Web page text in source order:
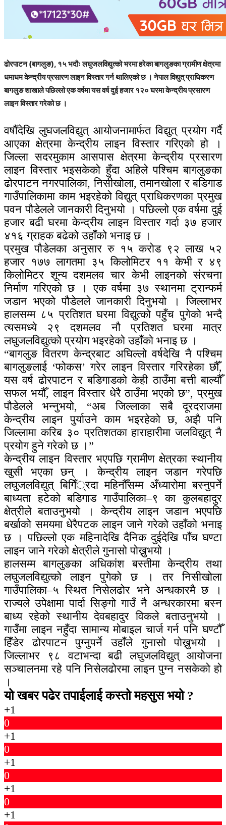
ढोरपाटन (बागलुङ), १५ भदौः लघुजलविद्युत्को भरमा हरेका बागलुङका ग्रामीण क्षेत्रमा
धमाधम केन्द्रीय प्रसारण लाइन विस्तार गर्न थालिएको छ । नेपाल विद्युत् प्राधिकरण
बागलुङ शाखाले पछिल्लो एक वर्षमा यस वर्ष दुई हजार १२० घरमा केन्द्रीय प्रसारण
लाइन विस्तार गरेको छ ।
वर्षौँदेखि लुघजलविद्युत् आयोजनामार्फत विद्युत् प्रयोग गर्दै
आएका क्षेत्रमा केन्द्रीय लाइन विस्तार गरिएको हो ।
जिल्ला सदरमुकाम आसपास क्षेत्रमा केन्द्रीय प्रसारण
लाइन विस्तार भइसकेको हुँदा अहिले पश्चिम बागलुङका
ढोरपाटन नगरपालिका, निसीखोला, तमानखोला र बडिगाड
गाउँपालिकामा काम भइरहेको विद्युत् प्राधिकरणका प्रमुख
पवन पौडेलले जानकारी दिनुभयो । पछिल्लो एक वर्षमा दुई
हजार बढी घरमा केन्द्रीय लाइन विस्तार गर्दा ३७ हजार
४१६ ग्राहक बढेको उहाँको भनाइ छ ।
प्रमुख पौडेलका अनुसार रु १५ करोड ९२ लाख ५२
हजार १७७ लागतमा ३५ किलोमिटर ११ केभी र ४९
किलोमिटर शून्य दशमलव चार केभी लाइनको संरचना
निर्माण गरिएको छ । एक वर्षमा ३७ स्थानमा ट्रान्फर्म
जडान भएको पौडेलले जानकारी दिनुभयो । जिल्लाभर
हालसम्म ८५ प्रतिशत घरमा विद्युत्को पहुँच पुगेको भन्दै
त्यसमध्ये २९ दशमलव नौ प्रतिशत घरमा मात्र
लघुजलविद्युत्को प्रयोग भइरहेको उहाँको भनाइ छ ।
“बागलुङ वितरण केन्द्रबाट अघिल्लो वर्षदेखि नै पश्चिम
बागलुङलाई ‘फोकस’ गरेर लाइन विस्तार गरिरहेका छौँ,
यस वर्ष ढोरपाटन र बडिगाडको केही ठाउँमा बत्ती बाल्यौँ
सफल भयौँ, लाइन विस्तार धेरै ठाउँमा भएको छ”, प्रमुख
पौडेलले भन्नुभयो, “अब जिल्लाका सबै दूरदराजमा
केन्द्रीय लाइन पुर्याउने काम भइरहेको छ, अझै पनि
जिल्लामा करिब ३० प्रतिशतका हाराहारीमा जलविद्युत् नै
प्रयोग हुने गरेको छ ।”
केन्द्रीय लाइन विस्तार भएपछि ग्रामीण क्षेत्रका स्थानीय
खुसी भएका छन् । केन्द्रीय लाइन जडान गरेपछि
लघुजलविद्युत् बिगिँ्रदा महिनौँसम्म अँध्यारोमा बस्नुपर्ने
बाध्यता हटेको बडिगाड गाउँपालिका–९ का कुलबहादुर
क्षेत्रीले बताउनुभयो । केन्द्रीय लाइन जडान भएपछि
बर्खाको समयमा धेरैपटक लाइन जाने गरेको उहाँको भनाइ
छ । पछिल्लो एक महिनादेखि दैनिक दुईदेखि पाँच घण्टा
लाइन जाने गरेको क्षेत्रीले गुनासो पोख्नुभयो ।
हालसम्म बागलुङका अधिकांश बस्तीमा केन्द्रीय तथा
लघुजलविद्युत्को लाइन पुगेको छ । तर निसीखोला
गाउँपालिका–५ स्थित निसेलढोर भने अन्धकारमै छ ।
राज्यले उपेक्षामा पार्दा सिङ्गो गाउँ नै अन्धरकारमा बस्न
बाध्य रहेको स्थानीय देवबहादुर विकले बताउनुभयो ।
गाउँमा लाइन नहुँदा सामान्य मोबाइल चार्ज गर्न पनि घण्टौँ
हिँडेर ढोरपाटन पुग्नुपर्ने उहाँले गुनासो पोख्नुभयो ।
जिल्लाभर ९८ वटाभन्दा बढी लघुजलविद्युत् आयोजना
सञ्चालनमा रहे पनि निसेलढोरमा लाइन पुग्न नसकेको हो
।
यो खबर पढेर तपाईलाई कस्तो महसुस भयो ?
+1
0
+1
0
+1
0
+1
0
+1